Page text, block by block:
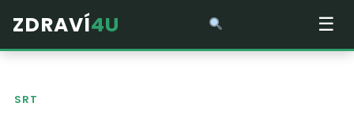
ZDRAVÍ4U ☰
SRT